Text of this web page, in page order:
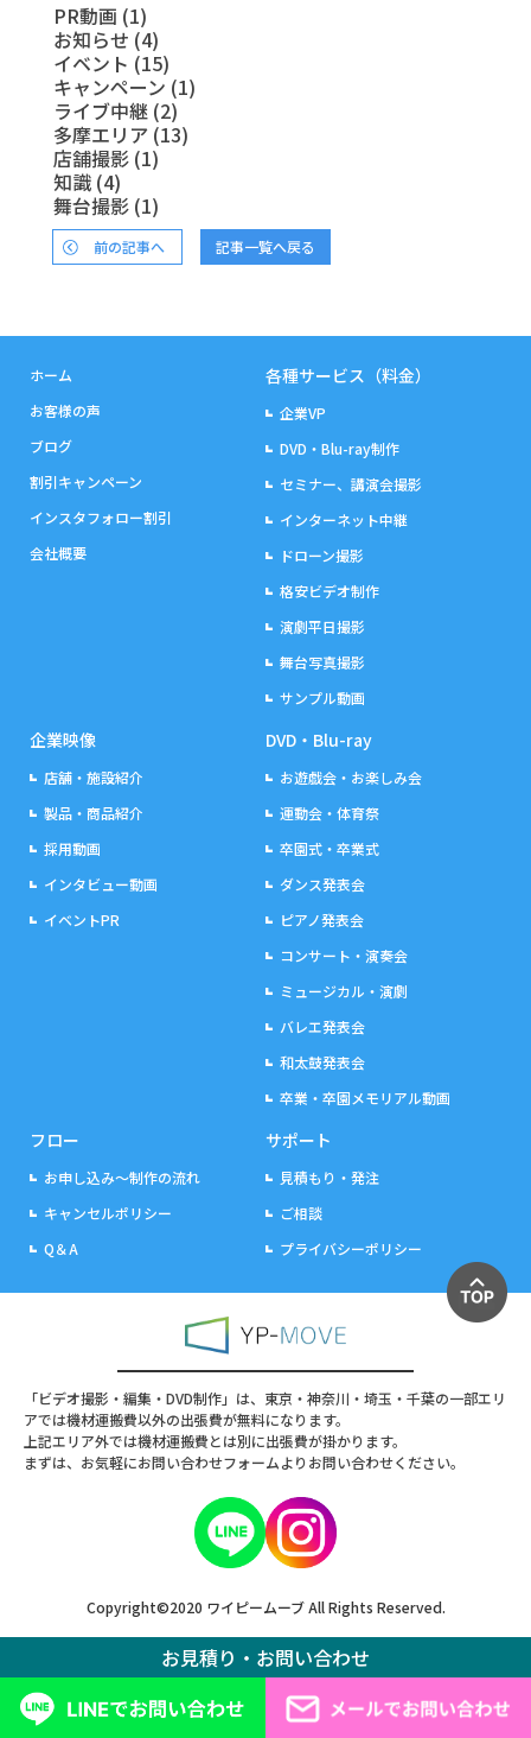
PR動画 (1)
お知らせ (4)
イベント (15)
キャンペーン (1)
ライブ中継 (2)
多摩エリア (13)
店舗撮影 (1)
知識 (4)
舞台撮影 (1)
前の記事へ 記事一覧へ戻る
ホーム
お客様の声
ブログ
割引キャンペーン
インスタフォロー割引
会社概要
各種サービス（料金）
企業VP
DVD・Blu-ray制作
セミナー、講演会撮影
インターネット中継
ドローン撮影
格安ビデオ制作
演劇平日撮影
舞台写真撮影
サンプル動画
企業映像
店舗・施設紹介
製品・商品紹介
採用動画
インタビュー動画
イベントPR
DVD・Blu-ray
お遊戯会・お楽しみ会
運動会・体育祭
卒園式・卒業式
ダンス発表会
ピアノ発表会
コンサート・演奏会
ミュージカル・演劇
バレエ発表会
和太鼓発表会
卒業・卒園メモリアル動画
フロー
お申し込み～制作の流れ
キャンセルポリシー
Q＆A
サポート
見積もり・発注
ご相談
プライバシーポリシー
「ビデオ撮影・編集・DVD制作」は、東京・神奈川・埼玉・千葉の一部エリ
アでは機材運搬費以外の出張費が無料になります。
上記エリア外では機材運搬費とは別に出張費が掛かります。
まずは、お気軽にお問い合わせフォームよりお問い合わせください。
お見積り・お問い合わせ
Copyright©2020 ワイピームーブ All Rights Reserved.